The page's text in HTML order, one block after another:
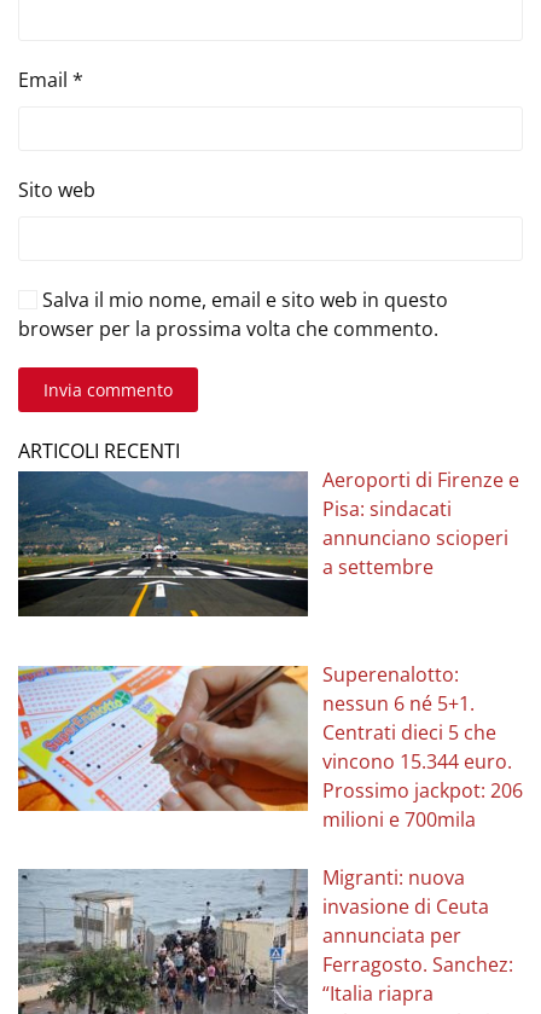
Email *
Sito web
Salva il mio nome, email e sito web in questo
browser per la prossima volta che commento.
Invia commento
ARTICOLI RECENTI
Aeroporti di Firenze e
Pisa: sindacati
annunciano scioperi
a settembre
Superenalotto:
nessun 6 né 5+1.
Centrati dieci 5 che
vincono 15.344 euro.
Prossimo jackpot: 206
milioni e 700mila
Migranti: nuova
invasione di Ceuta
annunciata per
Ferragosto. Sanchez:
“Italia riapra